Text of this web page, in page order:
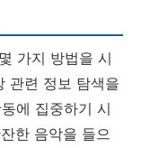
가지 방법을 시
관련 정보 탐색을
에 집중하기 시
한 음악을 들으